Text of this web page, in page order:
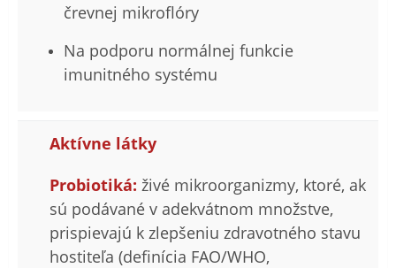
črevnej mikroflóry
Na podporu normálnej funkcie
imunitného systému
Aktívne látky
Probiotiká: živé mikroorganizmy, ktoré, ak
sú podávané v adekvátnom množstve,
prispievajú k zlepšeniu zdravotného stavu
hostiteľa (definícia FAO/WHO,